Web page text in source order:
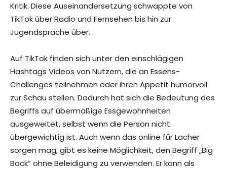
Kritik. Diese Auseinandersetzung schwappte von
TikTok über Radio und Fernsehen bis hin zur
Jugendsprache über.
Auf TikTok finden sich unter den einschlägigen
Hashtags Videos von Nutzern, die an Essens-
Challenges teilnehmen oder ihren Appetit humorvoll
zur Schau stellen. Dadurch hat sich die Bedeutung des
Begriffs auf übermäßige Essgewohnheiten
ausgeweitet, selbst wenn die Person nicht
übergewichtig ist. Auch wenn das online für Lacher
sorgen mag, gibt es keine Möglichkeit, den Begriff „Big
Back“ ohne Beleidigung zu verwenden. Er kann als